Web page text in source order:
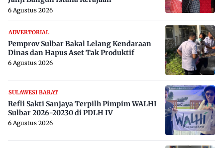
6 Agustus 2026
ADVERTORIAL
Pemprov Sulbar Bakal Lelang Kendaraan
Dinas dan Hapus Aset Tak Produktif
6 Agustus 2026
SULAWESI BARAT
Refli Sakti Sanjaya Terpilh Pimpim WALHI
Sulbar 2026-20230 di PDLH IV
6 Agustus 2026